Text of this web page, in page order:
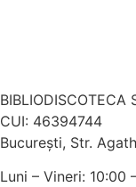
BIBLIODISCOTECA
CUI: 46394744
Bucureşti, Str.
Luni – Vineri: 10:00